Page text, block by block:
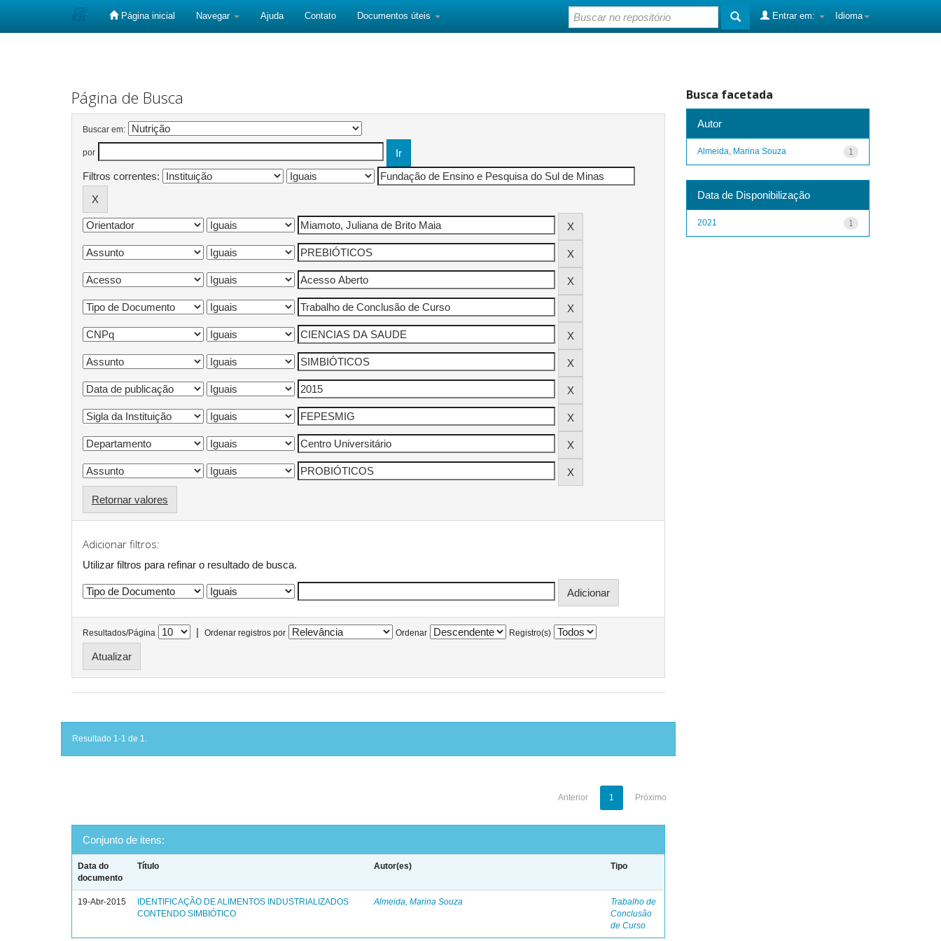
Página inicial Navegar Ajuda Contato Documentos úteis Idioma
Entrar em:
Página de Busca
Buscar em:
por
Filtros correntes:
Retornar valores
Adicionar filtros:
Utilizar filtros para refinar o resultado de busca.
Resultados/Página | Ordenar registros por Ordenar Registro(s)
Resultado 1-1 de 1.
Anterior 1 Próximo
Conjunto de itens:
Data do
documento
Título Autor(es) Tipo
19-Abr-2015
IDENTIFICAÇÃO DE ALIMENTOS INDUSTRIALIZADOS
CONTENDO SIMBIÓTICO
Almeida, Marina Souza
Trabalho de
Conclusão
de Curso
Busca facetada
Autor
1
Almeida, Marina Souza
Data de Disponibilização
1
2021